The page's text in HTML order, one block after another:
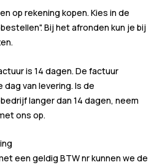
op rekening kopen. Kies in de
. Bij het afronden kun je bij
is 14 dagen. De factuur
dag van levering. Is de
langer dan 14 dagen, neem
ons op.
een geldig BTW nr kunnen we de